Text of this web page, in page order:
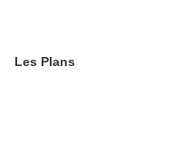
Les Plans